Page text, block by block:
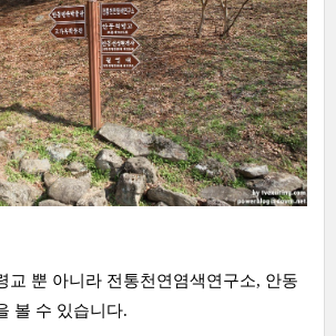
교 뿐 아니라 전통천연염색연구소, 안동
볼 수 있습니다.